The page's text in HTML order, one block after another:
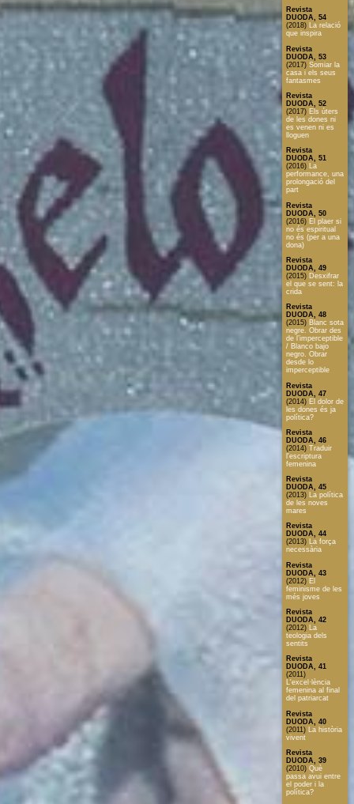
Revista
DUODA, 54
(2018) La relació
que inspira
Revista
DUODA, 53
(2017) Somiar la
casa i els seus
fantasmes
Revista
DUODA, 52
(2017) Els úters
de les dones ni
es venen ni es
lloguen
Revista
DUODA, 51
(2016) La
performance, una
prolongació del
part
Revista
DUODA, 50
(2016) El plaer si
no és espiritual
no és (per a una
dona)
Revista
DUODA, 49
(2015) Desxifrar
el que se sent: la
crida
Revista
DUODA, 48
(2015) Blanc sota
negre. Obrar des
de l’imperceptible
/ Blanco bajo
negro. Obrar
desde lo
imperceptible
Revista
DUODA, 47
(2014) El dolor de
les dones és ja
política?
Revista
DUODA, 46
(2014) Traduir
l'escriptura
femenina
Revista
DUODA, 45
(2013) La política
de les noves
mares
Revista
DUODA, 44
(2013) La força
necessària
Revista
DUODA, 43
(2012) El
feminisme de les
més joves
Revista
DUODA, 42
(2012) La
teologia dels
sentits
Revista
DUODA, 41
(2011)
L'excel·lència
femenina al final
del patriarcat
Revista
DUODA, 40
(2011)
La història
vivent
Revista
DUODA, 39
(2010) Què
passa avui entre
el poder i la
política?